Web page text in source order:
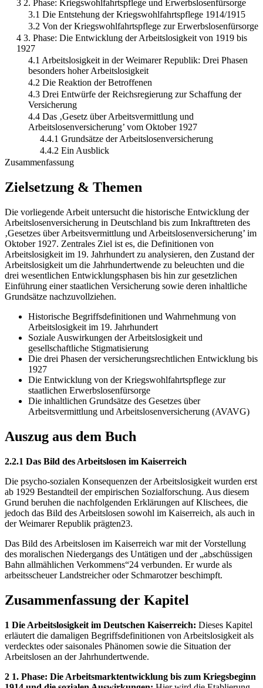
3 2. Phase: Kriegswohlfahrtspflege und Erwerbslosenfürsorge
3.1 Die Entstehung der Kriegswohlfahrtspflege 1914/1915
3.2 Von der Kriegswohlfahrtspflege zur Erwerbslosenfürsorge
4 3. Phase: Die Entwicklung der Arbeitslosigkeit von 1919 bis
1927
4.1 Arbeitslosigkeit in der Weimarer Republik: Drei Phasen
besonders hoher Arbeitslosigkeit
4.2 Die Reaktion der Betroffenen
4.3 Drei Entwürfe der Reichsregierung zur Schaffung der
Versicherung
4.4 Das ‚Gesetz über Arbeitsvermittlung und
Arbeitslosenversicherung’ vom Oktober 1927
4.4.1 Grundsätze der Arbeitslosenversicherung
4.4.2 Ein Ausblick
Zusammenfassung
Zielsetzung & Themen
Die vorliegende Arbeit untersucht die historische Entwicklung der
Arbeitslosenversicherung in Deutschland bis zum Inkrafttreten des
‚Gesetzes über Arbeitsvermittlung und Arbeitslosenversicherung’ im
Oktober 1927. Zentrales Ziel ist es, die Definitionen von
Arbeitslosigkeit im 19. Jahrhundert zu analysieren, den Zustand der
Arbeitslosigkeit um die Jahrhundertwende zu beleuchten und die
drei wesentlichen Entwicklungsphasen bis hin zur gesetzlichen
Einführung einer staatlichen Versicherung sowie deren inhaltliche
Grundsätze nachzuvollziehen.
Historische Begriffsdefinitionen und Wahrnehmung von
Arbeitslosigkeit im 19. Jahrhundert
Soziale Auswirkungen der Arbeitslosigkeit und
gesellschaftliche Stigmatisierung
Die drei Phasen der versicherungsrechtlichen Entwicklung bis
1927
Die Entwicklung von der Kriegswohlfahrtspflege zur
staatlichen Erwerbslosenfürsorge
Die inhaltlichen Grundsätze des Gesetzes über
Arbeitsvermittlung und Arbeitslosenversicherung (AVAVG)
Auszug aus dem Buch
2.2.1 Das Bild des Arbeitslosen im Kaiserreich
Die psycho-sozialen Konsequenzen der Arbeitslosigkeit wurden erst
ab 1929 Bestandteil der empirischen Sozialforschung. Aus diesem
Grund beruhen die nachfolgenden Erklärungen auf Klischees, die
jedoch das Bild des Arbeitslosen sowohl im Kaiserreich, als auch in
der Weimarer Republik prägten23.
Das Bild des Arbeitslosen im Kaiserreich war mit der Vorstellung
des moralischen Niedergangs des Untätigen und der „abschüssigen
Bahn allmählichen Verkommens“24 verbunden. Er wurde als
arbeitsscheuer Landstreicher oder Schmarotzer beschimpft.
Zusammenfassung der Kapitel
1 Die Arbeitslosigkeit im Deutschen Kaiserreich: Dieses Kapitel
erläutert die damaligen Begriffsdefinitionen von Arbeitslosigkeit als
verdecktes oder saisonales Phänomen sowie die Situation der
Arbeitslosen an der Jahrhundertwende.
2 1. Phase: Die Arbeitsmarktentwicklung bis zum Kriegsbeginn